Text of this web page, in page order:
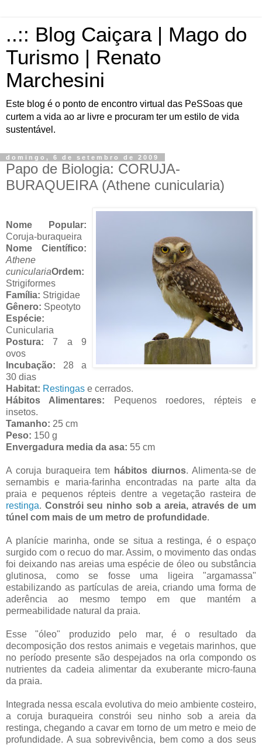
..:: Blog Caiçara | Mago do
Turismo | Renato
Marchesini
Este blog é o ponto de encontro virtual das PeSSoas que
curtem a vida ao ar livre e procuram ter um estilo de vida
sustentável.
domingo, 6 de setembro de 2009
Papo de Biologia: CORUJA-
BURAQUEIRA (Athene cunicularia)
Nome Popular:
Coruja-buraqueira
Nome Científico:
Athene
cuniculariaOrdem:
Strigiformes
Família: Strigidae
Gênero: Speotyto
Espécie:
Cunicularia
Postura: 7 a 9
ovos
Incubação: 28 a
30 dias
Habitat: Restingas e cerrados.
Hábitos Alimentares: Pequenos roedores, répteis e
insetos.
Tamanho: 25 cm
Peso: 150 g
Envergadura media da asa: 55 cm
A coruja buraqueira tem hábitos diurnos. Alimenta-se de
sernambis e maria-farinha encontradas na parte alta da
praia e pequenos répteis dentre a vegetação rasteira de
restinga. Constrói seu ninho sob a areia, através de um
túnel com mais de um metro de profundidade.
A planície marinha, onde se situa a restinga, é o espaço
surgido com o recuo do mar. Assim, o movimento das ondas
foi deixando nas areias uma espécie de óleo ou substância
glutinosa, como se fosse uma ligeira "argamassa"
estabilizando as partículas de areia, criando uma forma de
aderência ao mesmo tempo em que mantém a
permeabilidade natural da praia.
Esse "óleo" produzido pelo mar, é o resultado da
decomposição dos restos animais e vegetais marinhos, que
no período presente são despejados na orla compondo os
nutrientes da cadeia alimentar da exuberante micro-fauna
da praia.
Integrada nessa escala evolutiva do meio ambiente costeiro,
a coruja buraqueira constrói seu ninho sob a areia da
restinga, chegando a cavar em torno de um metro e meio de
profundidade. A sua sobrevivência, bem como a dos seus